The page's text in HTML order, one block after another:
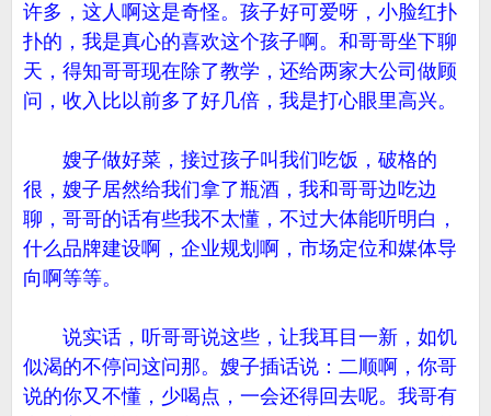
许多，这人啊这是奇怪。孩子好可爱呀，小脸红扑
扑的，我是真心的喜欢这个孩子啊。和哥哥坐下聊
天，得知哥哥现在除了教学，还给两家大公司做顾
问，收入比以前多了好几倍，我是打心眼里高兴。
嫂子做好菜，接过孩子叫我们吃饭，破格的
很，嫂子居然给我们拿了瓶酒，我和哥哥边吃边
聊，哥哥的话有些我不太懂，不过大体能听明白，
什么品牌建设啊，企业规划啊，市场定位和媒体导
向啊等等。
说实话，听哥哥说这些，让我耳目一新，如饥
似渴的不停问这问那。嫂子插话说：二顺啊，你哥
说的你又不懂，少喝点，一会还得回去呢。我哥有